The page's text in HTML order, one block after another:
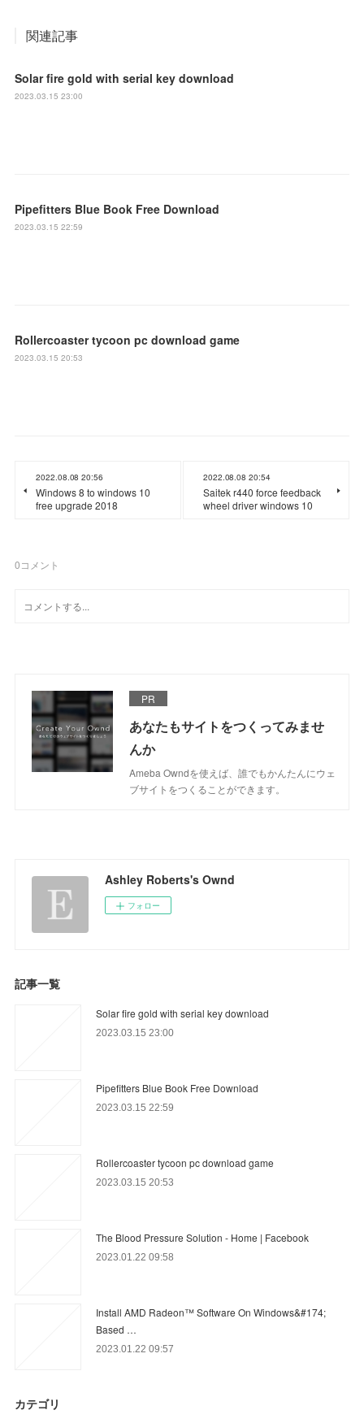
関連記事
Solar fire gold with serial key download
2023.03.15 23:00
Pipefitters Blue Book Free Download
2023.03.15 22:59
Rollercoaster tycoon pc download game
2023.03.15 20:53
2022.08.08 20:56
Windows 8 to windows 10
free upgrade 2018
2022.08.08 20:54
Saitek r440 force feedback
wheel driver windows 10
0コメント
PR
あなたもサイトをつくってみませ
んか
Ameba Owndを使えば、誰でもかんたんにウェ
ブサイトをつくることができます。
Ashley Roberts's Ownd
フォロー
記事一覧
Solar fire gold with serial key download
2023.03.15 23:00
Pipefitters Blue Book Free Download
2023.03.15 22:59
Rollercoaster tycoon pc download game
2023.03.15 20:53
The Blood Pressure Solution - Home | Facebook
2023.01.22 09:58
Install AMD Radeon™ Software On Windows&#174;
Based …
2023.01.22 09:57
カテゴリ